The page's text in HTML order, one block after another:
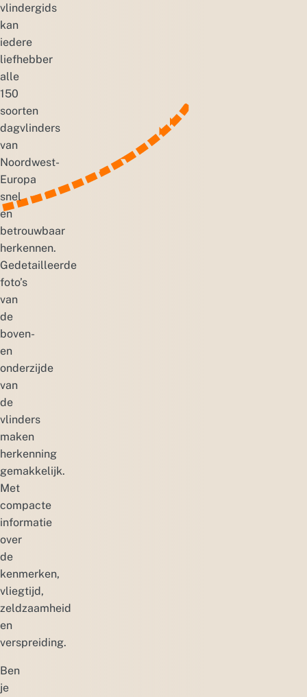
vlindergids
kan
iedere
liefhebber
alle
150
soorten
dagvlinders
van
Noordwest-
Europa
snel
en
betrouwbaar
herkennen.
Gedetailleerde
foto’s
van
de
boven-
en
onderzijde
van
de
vlinders
maken
herkenning
gemakkelijk.
Met
compacte
informatie
over
de
kenmerken,
vliegtijd,
zeldzaamheid
en
verspreiding.
Ben
je